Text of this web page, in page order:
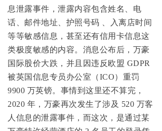
息泄露事件，泄露内容包含姓名、电
话、邮件地址、护照号码 、入离店时间
等等敏感信息，甚至还有信用卡信息这
类极度敏感的内容。消息公布后，万豪
国际股价大跌，并且因违反欧盟 GDPR
被英国信息专员办公室（ICO）重罚
9900 万英镑。事情到这里还不算完，
2020 年，万豪再次发生了涉及 520 万客
人信息的泄露事件，而这次，是通过某